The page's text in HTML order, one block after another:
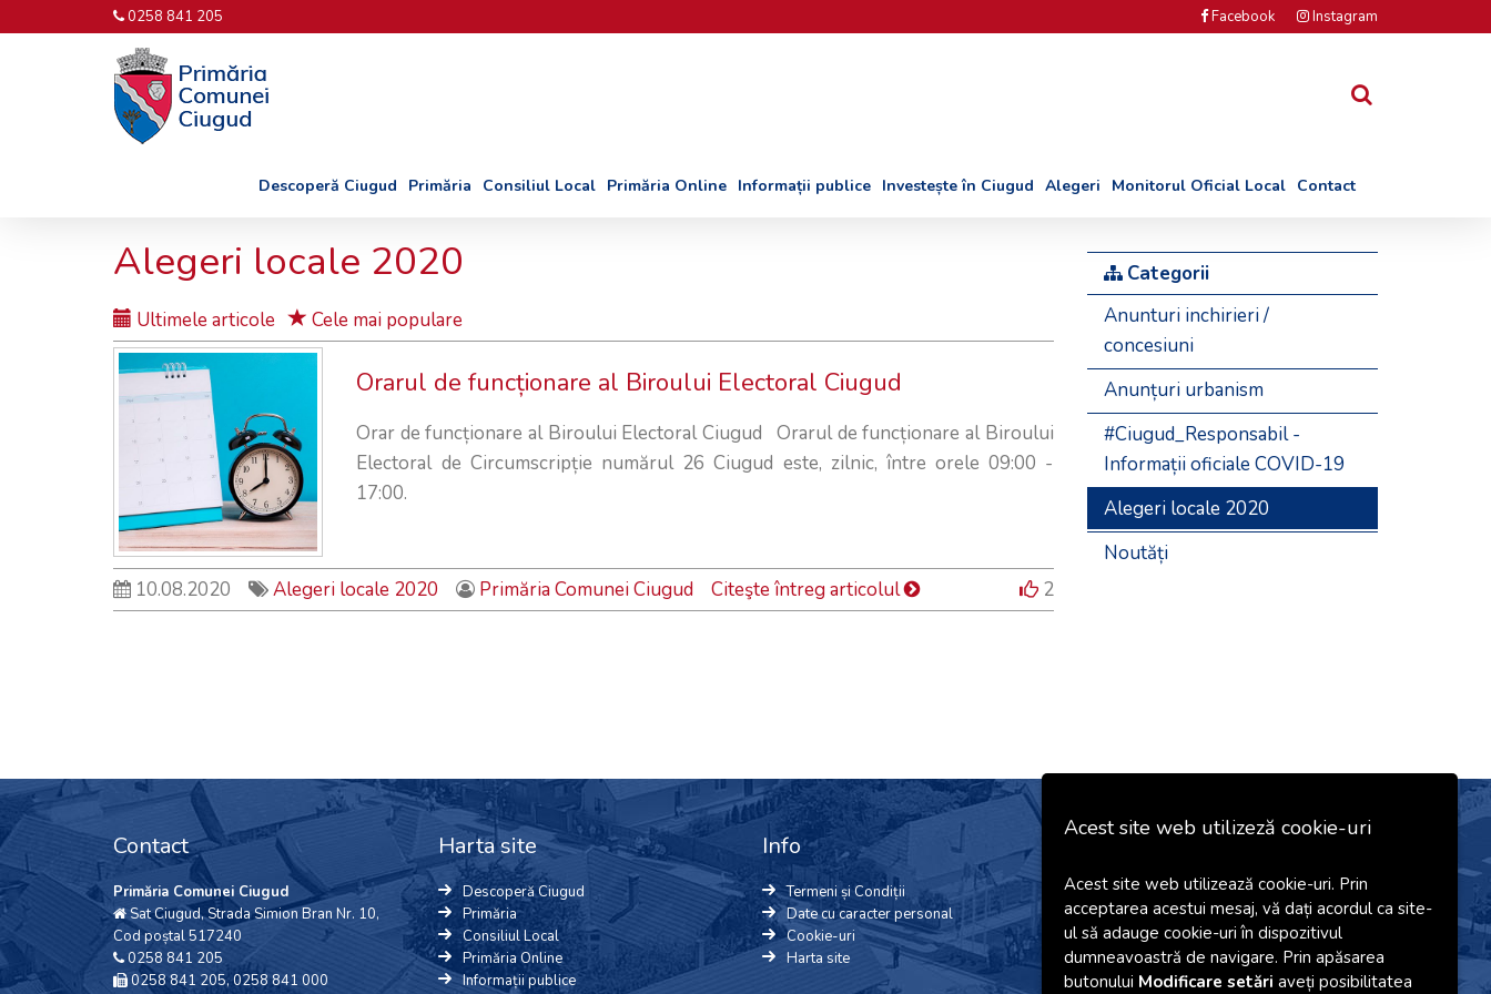
0258 841 205 Facebook Instagram
Descoperă Ciugud Primăria Consiliul Local Primăria Online Informații publice Investește în Ciugud Alegeri Monitorul Oficial Local Contact
Alegeri locale 2020
Ultimele articole Cele mai populare
Orarul de funcționare al Biroului Electoral Ciugud
Orar de funcționare al Biroului Electoral Ciugud Orarul de funcționare al Biroului
Electoral de Circumscripție numărul 26 Ciugud este, zilnic, între orele 09:00 -
17:00.
10.08.2020 Alegeri locale 2020 Primăria Comunei Ciugud Citeşte întreg articolul 2
Categorii
Anunturi inchirieri /
concesiuni
Anunțuri urbanism
#Ciugud_Responsabil -
Informații oficiale COVID-19
Alegeri locale 2020
Noutăți
Contact
Primăria Comunei Ciugud
Sat Ciugud, Strada Simion Bran Nr. 10,
Cod poștal 517240
0258 841 205
0258 841 205, 0258 841 000
Harta site
Descoperă Ciugud
Primăria
Consiliul Local
Primăria Online
Informații publice
Info
Termeni și Condiții
Date cu caracter personal
Cookie-uri
Harta site
Sunt de acord cu
termenii și condițiile
precum și cuprelucrarea datelor cu
Acest site web utilizeză cookie-uri
Acest site web utilizează cookie-uri. Prin
acceptarea acestui mesaj, vă dați acordul ca site-
ul să adauge cookie-uri în dispozitivul
dumneavoastră de navigare. Prin apăsarea
butonului Modificare setări aveți posibilitatea